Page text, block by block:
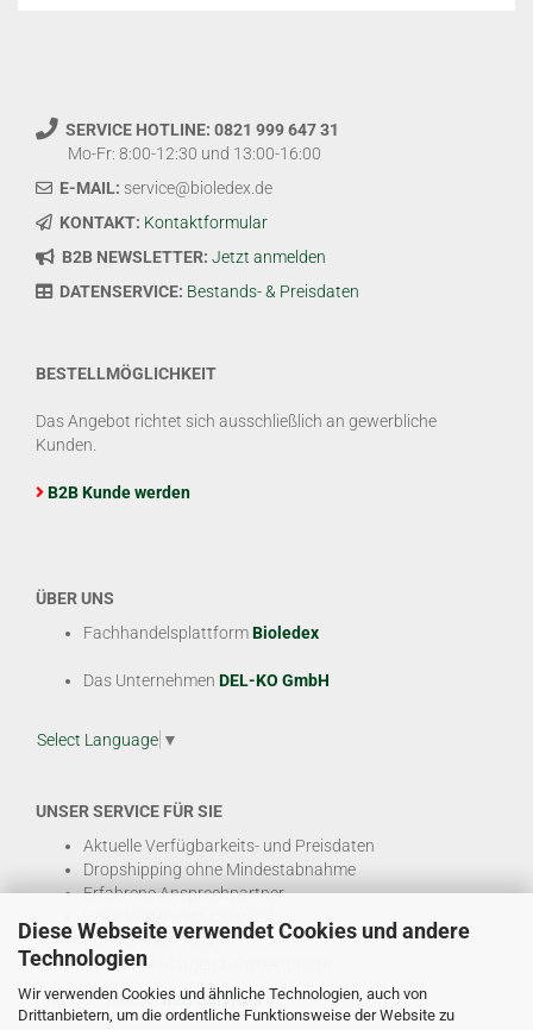
Diese Webseite verwendet Cookies und andere
Technologien
Wir verwenden Cookies und ähnliche Technologien, auch von
Drittanbietern, um die ordentliche Funktionsweise der Website zu
SERVICE HOTLINE: 0821 999 647 31
Mo-Fr: 8:00-12:30 und 13:00-16:00
E-MAIL: service@bioledex.de
KONTAKT: Kontaktformular
B2B NEWSLETTER: Jetzt anmelden
DATENSERVICE: Bestands- & Preisdaten
BESTELLMÖGLICHKEIT
Das Angebot richtet sich ausschließlich an gewerbliche
Kunden.
B2B Kunde werden
ÜBER UNS
FachhandelsplattformBioledex
Das Unternehmen DEL-KO GmbH
Select Language ▼
UNSER SERVICE FÜR SIE
Aktuelle Verfügbarkeits- und Preisdaten
Dropshipping ohne Mindestabnahme
Erfahrene Ansprechpartner
EDI & E-Rechnung
Attraktive Margen & Projektpreise
Und viele weitereB2B Services